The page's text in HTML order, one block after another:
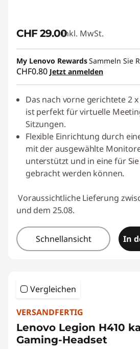
CHF 29.00Inkl. MwSt.
My Lenovo RewardsSammeln Sie
CHF0.80 Jetzt anmelden
Das nach vorne gerichtete 2
ist perfekt für virtuelle
Sitzungen.
Flexible Einrichtung durch
mit der ausgewählte
unterstützt und in eine für
gebracht werden können.
Voraussichtliche Lieferung
und dem 25.08.
Schnellansicht In
Vergleichen
VERSANDFERTIG
Lenovo Legion H410
Gaming-Headset